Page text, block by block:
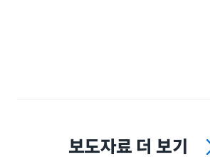
보도자료 더 보기